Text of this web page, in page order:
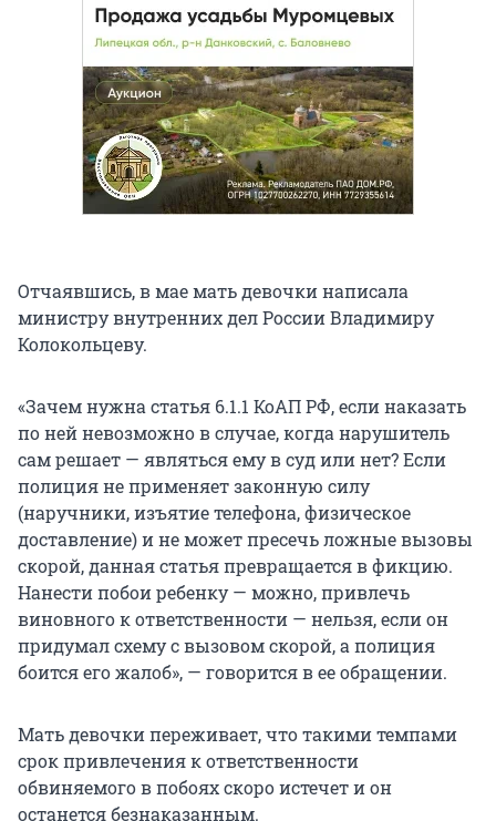
Отчаявшись, в мае мать девочки написала
министру внутренних дел России Владимиру
Колокольцеву.
«Зачем нужна статья 6.1.1 КоАП РФ, если наказать
по ней невозможно в случае, когда нарушитель
сам решает — являться ему в суд или нет? Если
полиция не применяет законную силу
(наручники, изъятие телефона, физическое
доставление) и не может пресечь ложные вызовы
скорой, данная статья превращается в фикцию.
Нанести побои ребенку — можно, привлечь
виновного к ответственности — нельзя, если он
придумал схему с вызовом скорой, а полиция
боится его жалоб», — говорится в ее обращении.
Мать девочки переживает, что такими темпами
срок привлечения к ответственности
обвиняемого в побоях скоро истечет и он
останется безнаказанным.